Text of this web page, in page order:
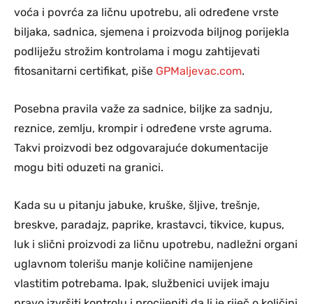
voća i povrća za ličnu upotrebu, ali određene vrste
biljaka, sadnica, sjemena i proizvoda biljnog porijekla
podliježu strožim kontrolama i mogu zahtijevati
fitosanitarni certifikat, piše GPMaljevac.com.
Posebna pravila važe za sadnice, biljke za sadnju,
reznice, zemlju, krompir i određene vrste agruma.
Takvi proizvodi bez odgovarajuće dokumentacije
mogu biti oduzeti na granici.
Kada su u pitanju jabuke, kruške, šljive, trešnje,
breskve, paradajz, paprike, krastavci, tikvice, kupus,
luk i slični proizvodi za ličnu upotrebu, nadležni organi
uglavnom tolerišu manje količine namijenjene
vlastitim potrebama. Ipak, službenici uvijek imaju